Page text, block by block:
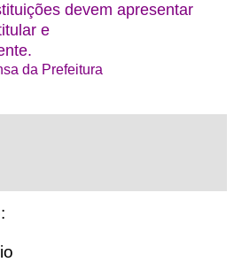
devem apresentar
e
da Prefeitura